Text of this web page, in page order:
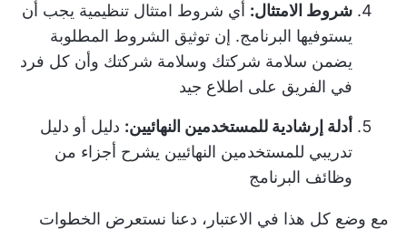
شروط الامتثال: أي شروط امتثال تنظيمية يجب أن
يستوفيها البرنامج. إن توثيق الشروط المطلوبة
يضمن سلامة شركتك وسلامة شركتك وأن كل فرد
في الفريق على اطلاع جيد
أدلة إرشادية للمستخدمين النهائيين: دليل أو دليل
تدريبي للمستخدمين النهائيين يشرح أجزاء من
وظائف البرنامج
مع وضع كل هذا في الاعتبار، دعنا نستعرض الخطوات